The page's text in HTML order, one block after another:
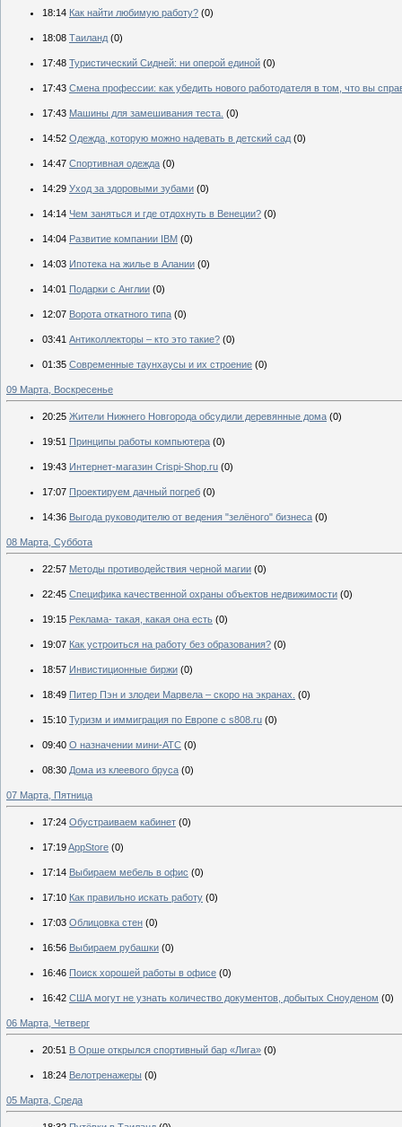
18:14 Как найти любимую работу? (0)
18:08 Таиланд (0)
17:48 Туристический Сидней: ни оперой единой (0)
17:43 Смена профессии: как убедить нового работодателя в том, что вы
17:43 Машины для замешивания теста. (0)
14:52 Одежда, которую можно надевать в детский сад (0)
14:47 Спортивная одежда (0)
14:29 Уход за здоровыми зубами (0)
14:14 Чем заняться и где отдохнуть в Венеции? (0)
14:04 Развитие компании IBM (0)
14:03 Ипотека на жилье в Алании (0)
14:01 Подарки с Англии (0)
12:07 Ворота откатного типа (0)
03:41 Антиколлекторы – кто это такие? (0)
01:35 Современные таунхаусы и их строение (0)
09 Марта, Воскресенье
20:25 Жители Нижнего Новгорода обсудили деревянные дома (0)
19:51 Принципы работы компьютера (0)
19:43 Интернет-магазин Crispi-Shop.ru (0)
17:07 Проектируем дачный погреб (0)
14:36 Выгода руководителю от ведения "зелёного" бизнеса (0)
08 Марта, Суббота
22:57 Методы противодействия черной магии (0)
22:45 Специфика качественной охраны объектов недвижимости (0)
19:15 Реклама- такая, какая она есть (0)
19:07 Как устроиться на работу без образования? (0)
18:57 Инвистиционные биржи (0)
18:49 Питер Пэн и злодеи Марвела – скоро на экранах. (0)
15:10 Туризм и иммиграция по Европе с s808.ru (0)
09:40 О назначении мини-АТС (0)
08:30 Дома из клеевого бруса (0)
07 Марта, Пятница
17:24 Обустраиваем кабинет (0)
17:19AppStore (0)
17:14 Выбираем мебель в офис (0)
17:10 Как правильно искать работу (0)
17:03 Облицовка стен (0)
16:56 Выбираем рубашки (0)
16:46 Поиск хорошей работы в офисе (0)
16:42 США могут не узнать количество документов, добытых Сноуденом (0)
06 Марта, Четверг
20:51 В Орше открылся спортивный бар «Лига» (0)
18:24 Велотренажеры (0)
05 Марта, Среда